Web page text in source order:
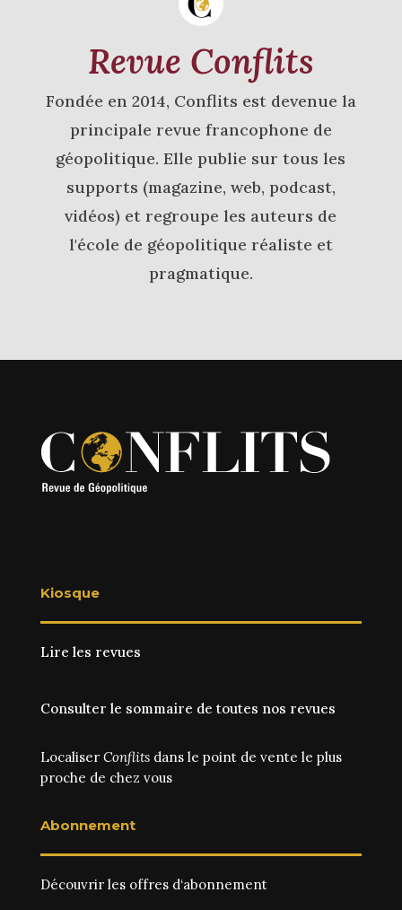
Revue Conflits
Fondée en 2014, Conflits est devenue la
principale revue francophone de
géopolitique. Elle publie sur tous les
supports (magazine, web, podcast,
vidéos) et regroupe les auteurs de
l'école de géopolitique réaliste et
pragmatique.
Kiosque
Lire les revues
Consulter le sommaire de toutes nos revues
Localiser Conflitsdans le point de vente le plus
proche de chez vous
Abonnement
Découvrir les offres d‘abonnement